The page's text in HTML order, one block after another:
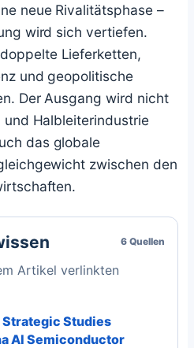
neue Rivalitätsphase –
wird sich vertiefen.
Lieferketten,
und geopolitische
Der Ausgang wird nicht
Halbleiterindustrie
das globale
zwischen den
6 Quellen
Artikel verlinkten
Strategic Studies
AI Semiconductor